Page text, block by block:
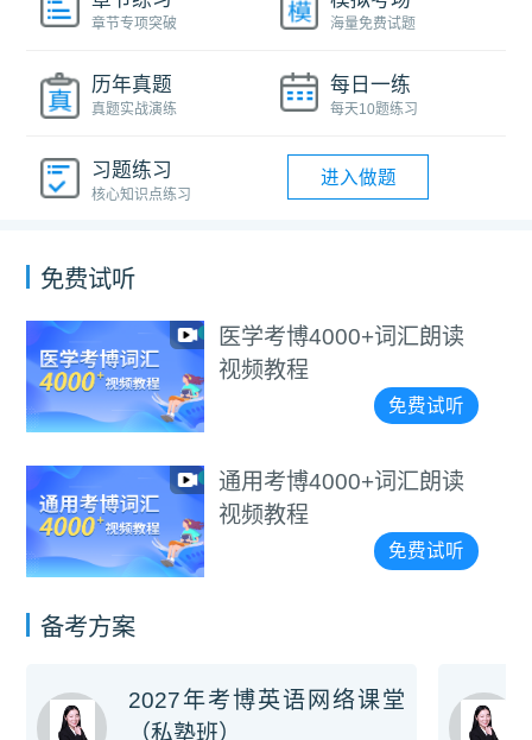
章节专项突破 海量免费试题
历年真题
真题实战演练
每日一练
每天10题练习
习题练习
核心知识点练习
进入做题
免费试听
4000+词汇朗读
免费试听
4000+词汇朗读
免费试听
2027考
2023-
备考方案
2027年考博英语网络课堂
（私塾班）